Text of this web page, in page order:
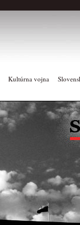
Kultúrna vojna